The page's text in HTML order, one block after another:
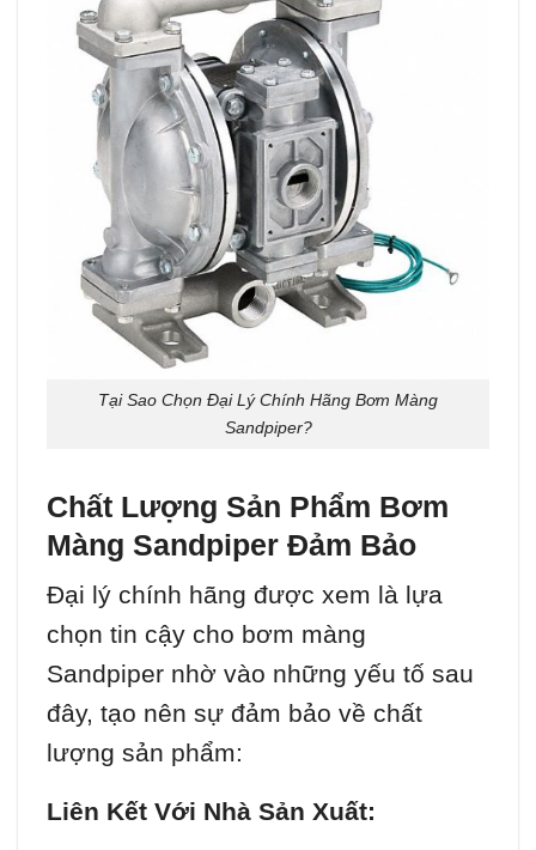
Tại Sao Chọn Đại Lý Chính Hãng Bơm Màng
Sandpiper?
Chất Lượng Sản Phẩm Bơm
Màng Sandpiper Đảm Bảo
Đại lý chính hãng được xem là lựa
chọn tin cậy cho bơm màng
Sandpiper nhờ vào những yếu tố sau
đây, tạo nên sự đảm bảo về chất
lượng sản phẩm:
Liên Kết Với Nhà Sản Xuất: